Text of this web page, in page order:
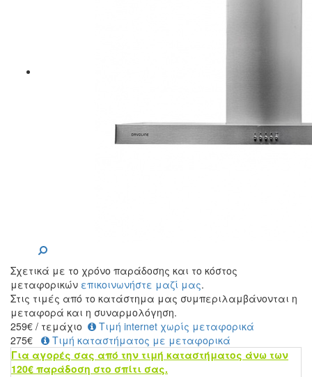
Σχετικά με το χρόνο παράδοσης και το κόστος
μεταφορικών επικοινωνήστε μαζί μας.
Στις τιμές από το κατάστημα μας συμπεριλαμβάνονται η
μεταφορά και η συναρμολόγηση.
259€ / τεμάχιο
Τιμή internet χωρίς μεταφορικά
275€
Τιμή καταστήματος με μεταφορικά
Για αγορές σας από την τιμή καταστήματος άνω των
120€ παράδοση στο σπίτι σας.